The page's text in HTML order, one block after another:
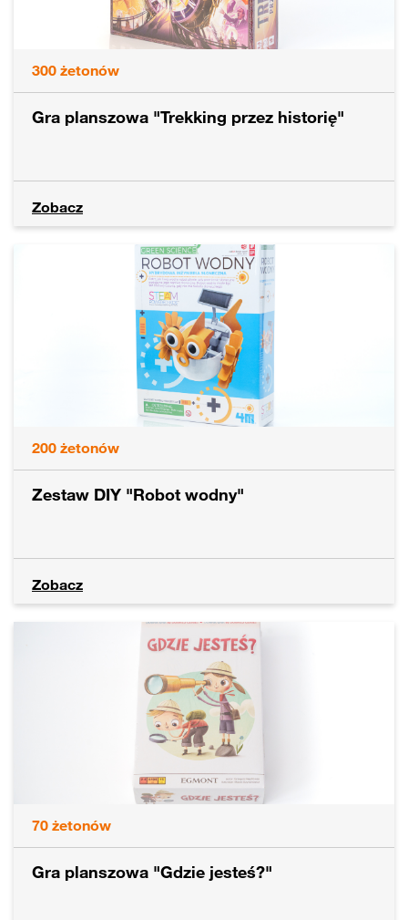
300 żetonów
Gra planszowa "Trekking przez historię"
Zobacz
200 żetonów
Zestaw DIY "Robot wodny"
Zobacz
70 żetonów
Gra planszowa "Gdzie jesteś?"